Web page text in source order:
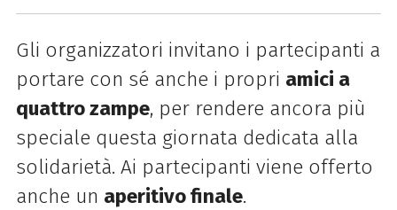
Gli organizzatori invitano i partecipanti a
portare con sé anche i propri amici a
quattro zampe, per rendere ancora più
speciale questa giornata dedicata alla
solidarietà. Ai partecipanti viene offerto
anche un aperitivo finale.